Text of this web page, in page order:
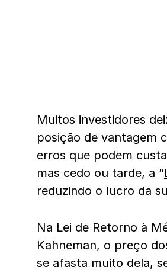
Muitos investidores
posição de vantagem
erros que podem
mas cedo ou tarde, a “
reduzindo o lucro da
Na Lei de Retorno à
Kahneman, o preço
se afasta muito dela,